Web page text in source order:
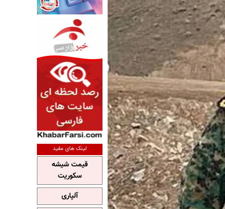
لینک های مفید
قیمت شیشه
سکوریت
آلپاری